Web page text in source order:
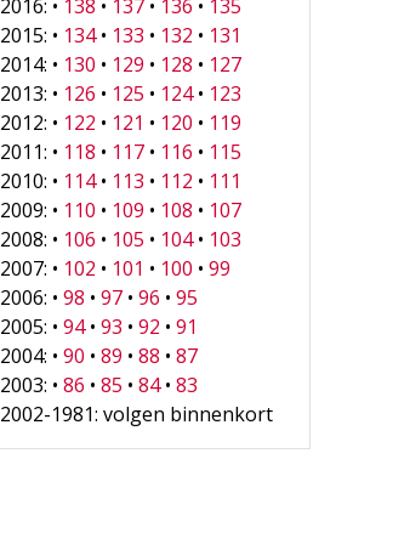
2016: • 138 • 137 • 136 • 135
2015: • 134• 133 • 132 • 131
2014: • 130 • 129 • 128 • 127
2013: • 126 • 125 • 124• 123
2012: • 122 • 121 • 120 • 119
2011: • 118 • 117 • 116 • 115
2010: • 114• 113 • 112 • 111
2009: • 110 • 109 • 108 • 107
2008: • 106 • 105 • 104• 103
2007: • 102 • 101 • 100 •99
2006: •98 •97 •96 •95
2005: •94•93 •92 •91
2004: •90 •89 •88 •87
2003: •86 •85 •84•83
2002-1981: volgen binnenkort